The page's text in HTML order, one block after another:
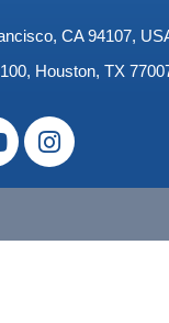
CA 94107,
Houston, TX